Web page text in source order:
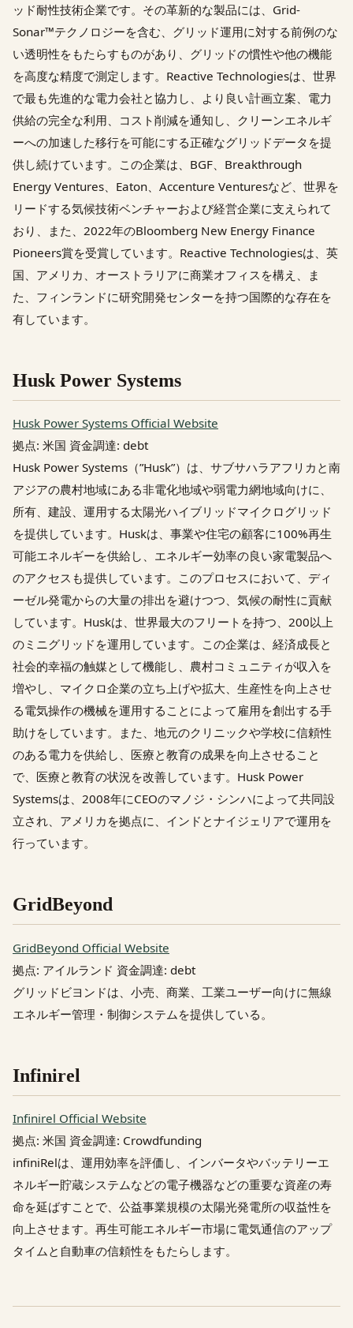
ッド耐性技術企業です。その革新的な製品には、Grid-
Sonar™テクノロジーを含む、グリッド運用に対する前例のな
い透明性をもたらすものがあり、グリッドの慣性や他の機能
を高度な精度で測定します。Reactive Technologiesは、世界
で最も先進的な電力会社と協力し、より良い計画立案、電力
供給の完全な利用、コスト削減を通知し、クリーンエネルギ
ーへの加速した移行を可能にする正確なグリッドデータを提
供し続けています。この企業は、BGF、Breakthrough
Energy Ventures、Eaton、Accenture Venturesなど、世界を
リードする気候技術ベンチャーおよび経営企業に支えられて
おり、また、2022年のBloomberg New Energy Finance
Pioneers賞を受賞しています。Reactive Technologiesは、英
国、アメリカ、オーストラリアに商業オフィスを構え、ま
た、フィンランドに研究開発センターを持つ国際的な存在を
有しています。
Husk Power Systems
Husk Power Systems Official Website
拠点: 米国 資金調達: debt
Husk Power Systems（”Husk”）は、サブサハラアフリカと南
アジアの農村地域にある非電化地域や弱電力網地域向けに、
所有、建設、運用する太陽光ハイブリッドマイクログリッド
を提供しています。Huskは、事業や住宅の顧客に100%再生
可能エネルギーを供給し、エネルギー効率の良い家電製品へ
のアクセスも提供しています。このプロセスにおいて、ディ
ーゼル発電からの大量の排出を避けつつ、気候の耐性に貢献
しています。Huskは、世界最大のフリートを持つ、200以上
のミニグリッドを運用しています。この企業は、経済成長と
社会的幸福の触媒として機能し、農村コミュニティが収入を
増やし、マイクロ企業の立ち上げや拡大、生産性を向上させ
る電気操作の機械を運用することによって雇用を創出する手
助けをしています。また、地元のクリニックや学校に信頼性
のある電力を供給し、医療と教育の成果を向上させること
で、医療と教育の状況を改善しています。Husk Power
Systemsは、2008年にCEOのマノジ・シンハによって共同設
立され、アメリカを拠点に、インドとナイジェリアで運用を
行っています。
GridBeyond
GridBeyond Official Website
拠点: アイルランド 資金調達: debt
グリッドビヨンドは、小売、商業、工業ユーザー向けに無線
エネルギー管理・制御システムを提供している。
Infinirel
Infinirel Official Website
拠点: 米国 資金調達: Crowdfunding
infiniRelは、運用効率を評価し、インバータやバッテリーエ
ネルギー貯蔵システムなどの電子機器などの重要な資産の寿
命を延ばすことで、公益事業規模の太陽光発電所の収益性を
向上させます。再生可能エネルギー市場に電気通信のアップ
タイムと自動車の信頼性をもたらします。